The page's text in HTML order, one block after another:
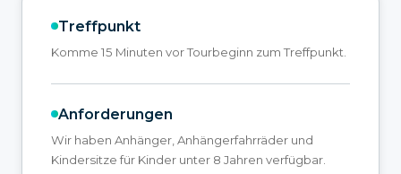
Treffpunkt
Komme 15 Minuten vor Tourbeginn zum Treffpunkt.
Anforderungen
Wir haben Anhänger, Anhängerfahrräder und
Kindersitze für Kinder unter 8 Jahren verfügbar.